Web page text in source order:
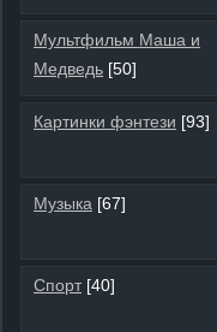
Мультфильм Маша и
Медведь [50]
Картинки фэнтези [93]
Музыка [67]
Спорт [40]